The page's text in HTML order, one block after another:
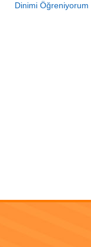
Dinimi Öğreniyorum